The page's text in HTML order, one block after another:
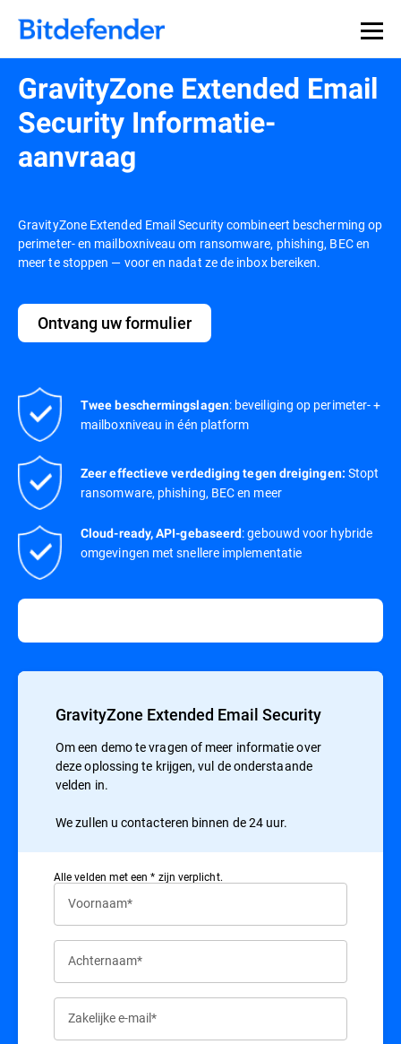
GravityZone Extended Email
Security Informatie-
aanvraag
GravityZone Extended Email Security combineert bescherming op
perimeter- en mailboxniveau om ransomware, phishing, BEC en
meer te stoppen — voor en nadat ze de inbox bereiken.
Ontvang uw formulier
Twee beschermingslagen: beveiliging op perimeter- +
mailboxniveau in één platform
Zeer effectieve verdediging tegen dreigingen: Stopt
ransomware, phishing, BEC en meer
Cloud-ready, API-gebaseerd: gebouwd voor hybride
omgevingen met snellere implementatie
GravityZone Extended Email Security
Om een demo te vragen of meer informatie over
deze oplossing te krijgen, vul de onderstaande
velden in.
We zullen u contacteren binnen de 24 uur.
Alle velden met een * zijn verplicht.
Voornaam*
Achternaam*
Zakelijke e-mail*